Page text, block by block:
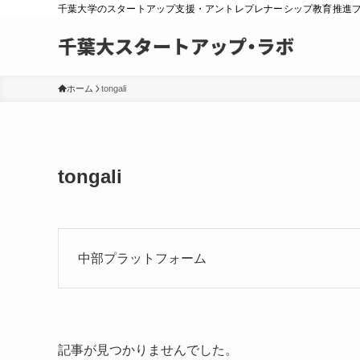
千葉大学のスタートアップ支援・アントレプレナーシップ教育推進
ホーム tongali
tongali
中部プラットフォーム
記事が見つかりませんでした。